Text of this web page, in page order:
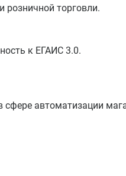
розничной торговли.
к ЕГАИС 3.0.
автоматизации